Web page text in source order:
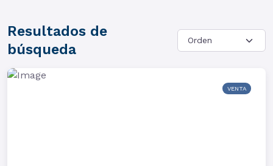
Resultados de
búsqueda
VENTA